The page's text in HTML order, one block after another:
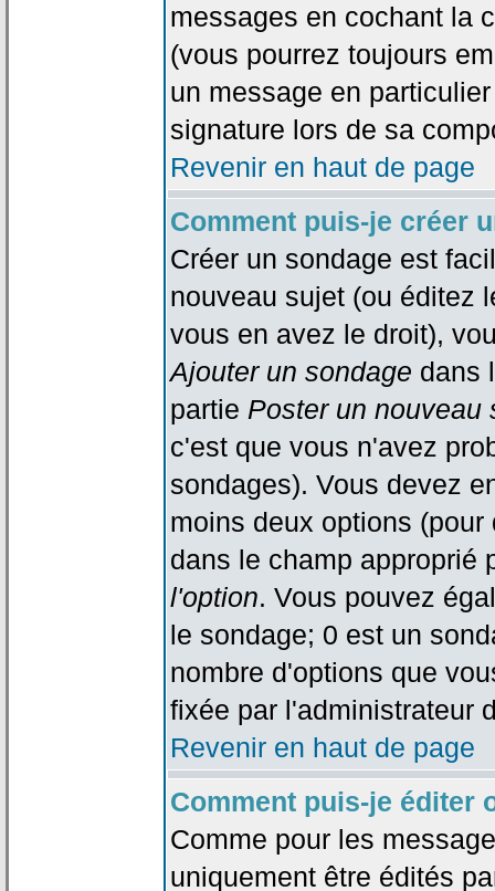
messages en cochant la
(vous pourrez toujours
un message en
signature lors de sa
Revenir en haut de page
Comment puis-je créer
Créer un sondage est
nouveau sujet (ou éditez
vous en avez le droit),
Ajouter un sondage dans
partie Poster un nouveau
c'est que vous n'avez
sondages). Vous devez
moins deux options
dans le champ
l'option. Vous pouvez
le sondage; 0 est un
nombre d'options que
fixée par l'administrateur
Revenir en haut de page
Comment puis-je éditer
Comme pour les
uniquement être édités